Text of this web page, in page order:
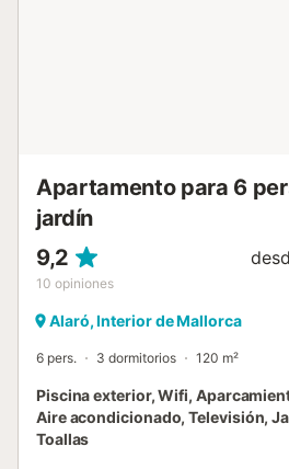
Apartamento para 6
jardín
9,2
10 opiniones
Alaró, Interior de Mallorca
6 pers. 3 dormitorios 120 m²
Piscina exterior, Wifi,
Aire acondicionado, Televisión,
Toallas